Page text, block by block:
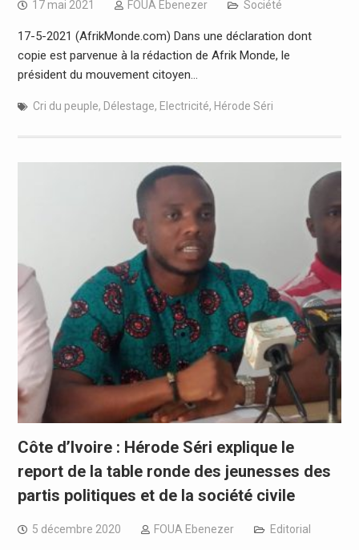
17 mai 2021 FOUA Ebenezer Société
17-5-2021 (AfrikMonde.com) Dans une déclaration dont
copie est parvenue à la rédaction de Afrik Monde, le
président du mouvement citoyen…
Cri du peuple, Délestage, Electricité, Hérode Séri
Côte d’Ivoire : Hérode Séri explique le
report de la table ronde des jeunesses des
partis politiques et de la société civile
5 décembre 2020 FOUA Ebenezer Editorial